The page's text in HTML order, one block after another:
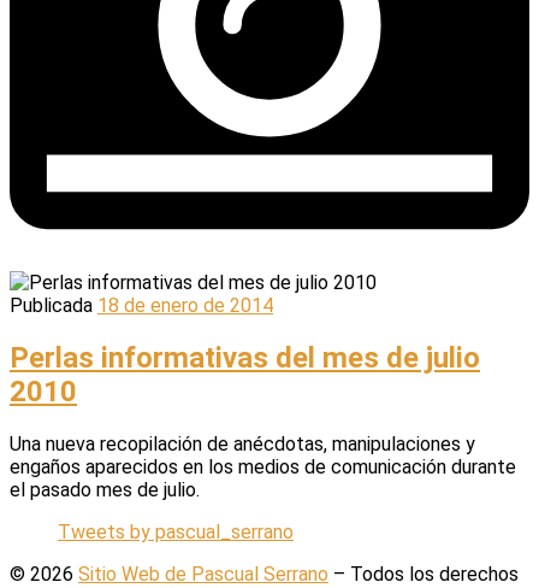
Publicada 18 de enero de 2014
Perlas informativas del mes de julio
2010
Una nueva recopilación de anécdotas, manipulaciones y
engaños aparecidos en los medios de comunicación durante
el pasado mes de julio.
Tweets by pascual_serrano
© 2026 Sitio Web de Pascual Serrano – Todos los derechos